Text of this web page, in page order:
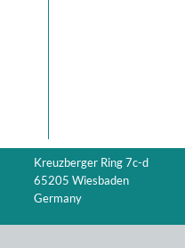
Kreuzberger Ring 7c-d
65205 Wiesbaden
Germany